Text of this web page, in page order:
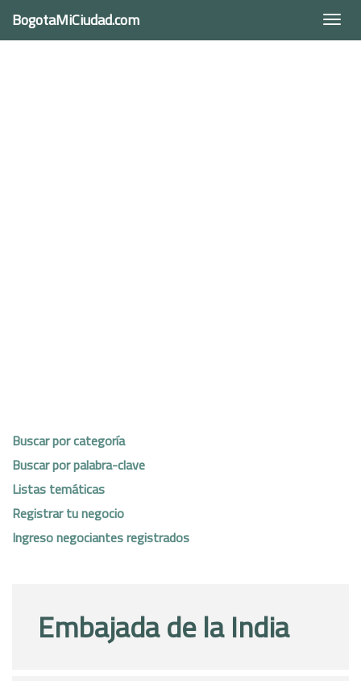
BogotaMiCiudad.com
Buscar por categoría
Buscar por palabra-clave
Listas temáticas
Registrar tu negocio
Ingreso negociantes registrados
Embajada de la India